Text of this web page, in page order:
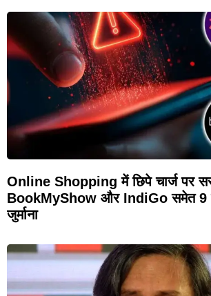
Online Shopping में छिपे चार्ज पर
BookMyShow और IndiGo समेत 9
जुर्माना